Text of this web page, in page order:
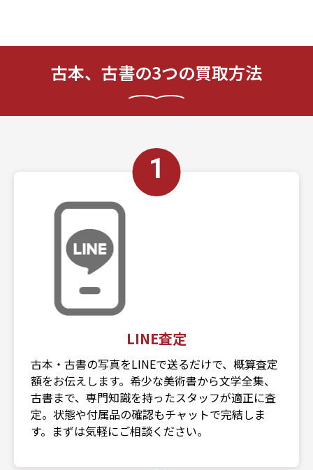
古本、古書の3つの買取方法
1
LINE査定
古本・古書の写真をLINEで送るだけで、概算査定
額をお伝えします。希少な美術書から文学全集、
古書まで、専門知識を持ったスタッフが適正に査
定。状態や付属品の確認もチャットで完結しま
す。まずは気軽にご相談ください。